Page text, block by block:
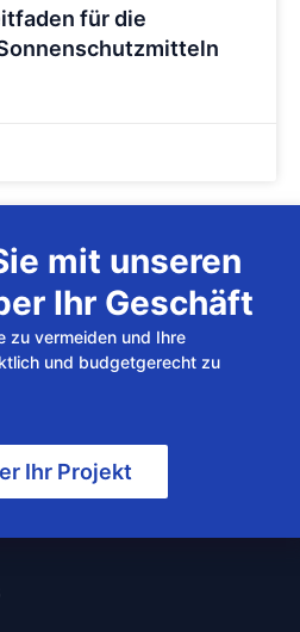
für die
mit unseren
Ihr Geschäft
zu vermeiden und Ihre
und budgetgerecht zu
Ihr Projekt